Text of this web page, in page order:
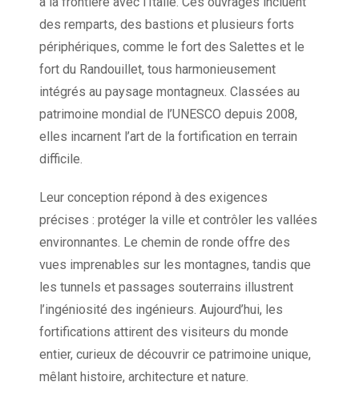
des remparts, des bastions et plusieurs forts
périphériques, comme le fort des Salettes et le
fort du Randouillet, tous harmonieusement
intégrés au paysage montagneux. Classées au
patrimoine mondial de l’UNESCO depuis 2008,
elles incarnent l’art de la fortification en terrain
difficile.
Leur conception répond à des exigences
précises : protéger la ville et contrôler les vallées
environnantes. Le chemin de ronde offre des
vues imprenables sur les montagnes, tandis que
les tunnels et passages souterrains illustrent
l’ingéniosité des ingénieurs. Aujourd’hui, les
fortifications attirent des visiteurs du monde
entier, curieux de découvrir ce patrimoine unique,
mêlant histoire, architecture et nature.